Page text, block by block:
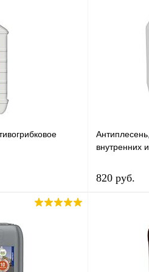
К сравнению
внутренних
820 руб.
Купить в